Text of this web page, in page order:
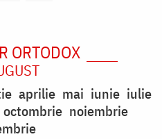
ORTODOX
aprilie mai iunie iulie
octombrie noiembrie